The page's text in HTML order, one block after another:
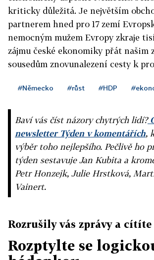
kriticky důležitá. Je největším
partnerem hned pro 17 zemí
nemocným mužem Evropy zkraje
zájmu české ekonomiky přát našim
sousedům znovunalezení cesty k
#Německo #růst #HDP
Baví vás číst názory chytrých lidí?
newsletter Týden v komentářích,
výběr toho nejlepšího. Pečlivě ho
týden sestavuje Jan Kubita a
Petr Honzejk, Julie Hrstková,
Vainert.
Rozrušily vás zprávy a cítíte
Rozptylte se